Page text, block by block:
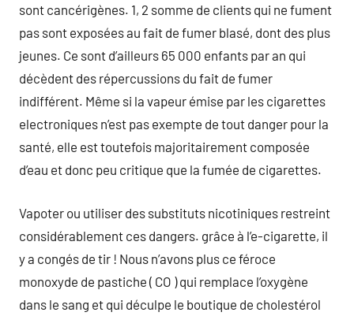
sont cancérigènes. 1, 2 somme de clients qui ne fument
pas sont exposées au fait de fumer blasé, dont des plus
jeunes. Ce sont d’ailleurs 65 000 enfants par an qui
décèdent des répercussions du fait de fumer
indifférent. Même si la vapeur émise par les cigarettes
electroniques n’est pas exempte de tout danger pour la
santé, elle est toutefois majoritairement composée
d’eau et donc peu critique que la fumée de cigarettes.
Vapoter ou utiliser des substituts nicotiniques restreint
considérablement ces dangers. grâce à l’e-cigarette, il
y a congés de tir ! Nous n’avons plus ce féroce
monoxyde de pastiche ( CO ) qui remplace l’oxygène
dans le sang et qui déculpe le boutique de cholestérol